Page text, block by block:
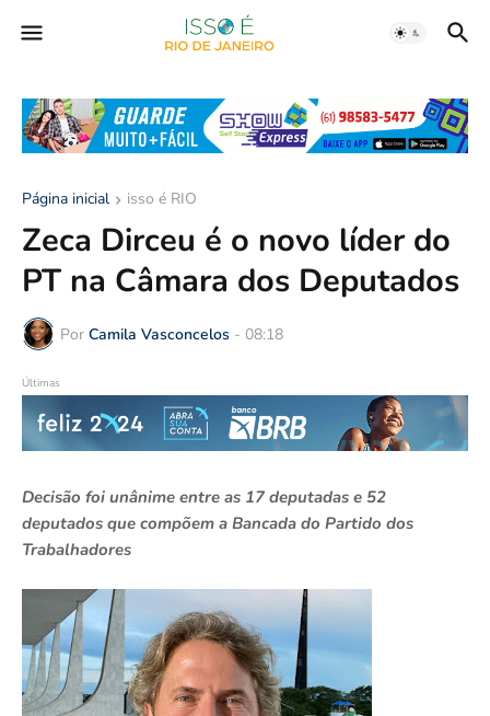
Página inicial isso é RIO
Zeca Dirceu é o novo líder do
PT na Câmara dos Deputados
Por Camila Vasconcelos - 08:18
Últimas
Decisão foi unânime entre as 17 deputadas e 52
deputados que compõem a Bancada do Partido dos
Trabalhadores